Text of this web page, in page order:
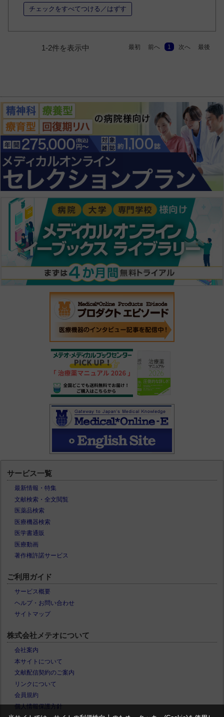
チェックをすべてつける／はずす
1-2件を表示中 最初 前へ 1 次へ 最後
サービス一覧
最新情報・特集
文献検索・全文閲覧
医薬品検索
医療機器検索
医学書通販
医療動画
著作権許諾サービス
ご利用ガイド
サービス概要
ヘルプ・お問い合わせ
サイトマップ
株式会社メテオについて
会社案内
本サイトについて
文献配信契約のご案内
リンクについて
会員規約
個人情報保護方針